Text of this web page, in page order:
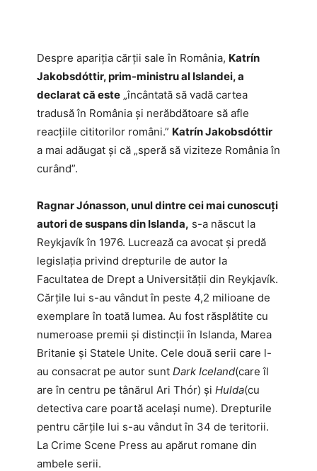
Despre apariția cărții sale în România, Katrín
Jakobsdóttir, prim-ministru al Islandei, a
declarat că este „încântată să vadă cartea
tradusă în România și nerăbdătoare să afle
reacțiile cititorilor români.” Katrín Jakobsdóttir
a mai adăugat și că „speră să viziteze România în
curând”.
Ragnar Jónasson, unul dintre cei mai cunoscuți
autori de suspans din Islanda, s-a născut la
Reykjavík în 1976. Lucrează ca avocat și predă
legislația privind drepturile de autor la
Facultatea de Drept a Universității din Reykjavík.
Cărțile lui s-au vândut în peste 4,2 milioane de
exemplare în toată lumea. Au fost răsplătite cu
numeroase premii și distincții în Islanda, Marea
Britanie și Statele Unite. Cele două serii care l-
au consacrat pe autor sunt Dark Iceland(care îl
are în centru pe tânărul Ari Thór) și Hulda(cu
detectiva care poartă același nume). Drepturile
pentru cărțile lui s-au vândut în 34 de teritorii.
La Crime Scene Press au apărut romane din
ambele serii.